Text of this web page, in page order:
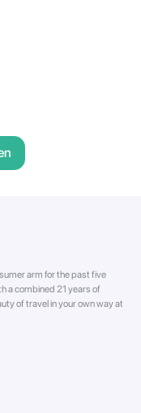
arm for the past five
a combined 21 years of
of travel in your own way at